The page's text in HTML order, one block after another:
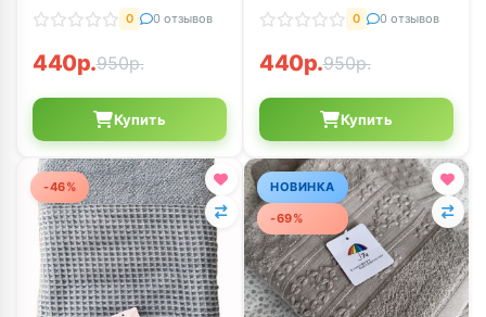
0 0 отзывов
440р.950р.
Купить
0 0 отзывов
440р.950р.
Купить
-46% НОВИНКА
-69%